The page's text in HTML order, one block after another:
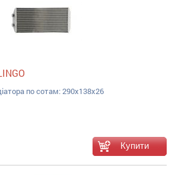
по сотам: 290x138x26